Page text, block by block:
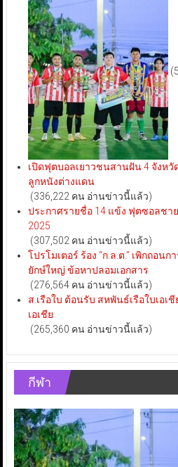
เปิดฟุตบอลเยาวชนสานฝัน 4 จังห
ลูกหนังต่างแดน
(336,222 คน อ่านข่าวนี้แล้ว)
ประกาศรายชื่อ 14 แข้ง ฟุตซอลชา
2025
(307,502 คน อ่านข่าวนี้แล้ว)
โปรโมเตอร์ ร้อง “ก.ล.ต.” เพิกถอน
ยักษ์ใหญ่ ข้อหาปลอมเอกสาร
(276,564 คน อ่านข่าวนี้แล้ว)
ส.เรือใบ ต้อนรับ สหพันธ์เรือใบเอเ
เอเชีย
(265,360 คน อ่านข่าวนี้แล้ว)
กีฬา